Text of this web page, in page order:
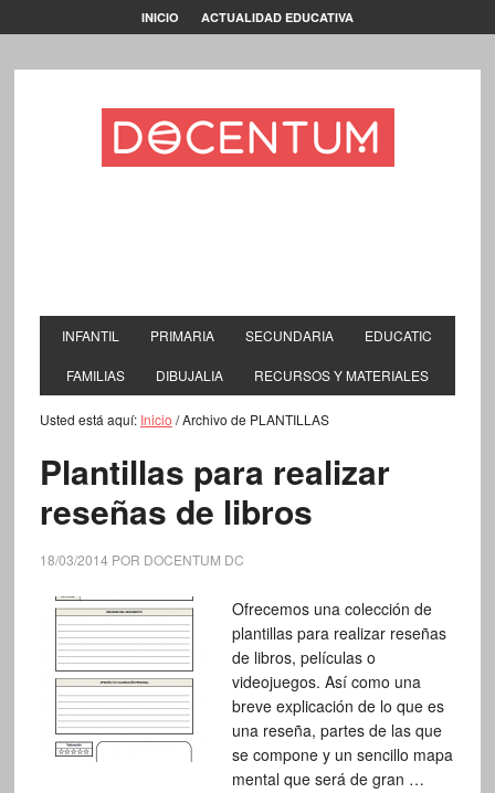
INICIO ACTUALIDAD EDUCATIVA
INFANTIL PRIMARIA SECUNDARIA EDUCATIC
FAMILIAS DIBUJALIA RECURSOS Y MATERIALES
Usted está aquí: Inicio /Archivo de PLANTILLAS
Plantillas para realizar
reseñas de libros
18/03/2014 POR DOCENTUM DC
Ofrecemos una colección de
plantillas para realizar reseñas
de libros, películas o
videojuegos. Así como una
breve explicación de lo que es
una reseña, partes de las que
se compone y un sencillo mapa
mental que será de gran …